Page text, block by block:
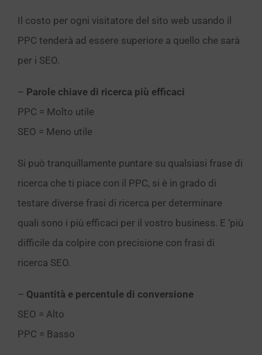
Il costo per ogni visitatore del sito web usando il
PPC tenderà ad essere superiore a quello che sarà
per i SEO.
– Parole chiave di ricerca più efficaci
PPC = Molto utile
SEO = Meno utile
Si può tranquillamente puntare su qualsiasi frase di
ricerca che ti piace con il PPC, si è in grado di
testare diverse frasi di ricerca per determinare
quali sono i più efficaci per il vostro business. E ‘più
difficile da colpire con precisione con frasi di
ricerca SEO.
– Quantità e percentule di conversione
SEO = Alto
PPC = Basso